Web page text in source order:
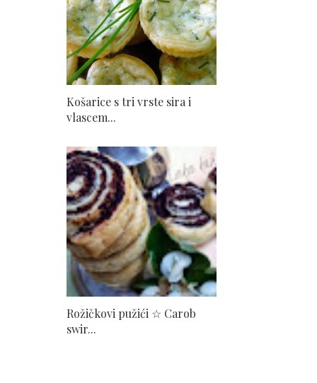
Košarice s tri vrste sira i
vlascem...
Rožičkovi pužići ☆ Carob
swir...